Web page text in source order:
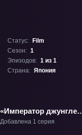
Статус:
Film
Сезон: 1
Эпизодов: 1 из 1
Страна: Япония
«Император джунглей
(1997)» Фильм-1
Добавлена 1 серия